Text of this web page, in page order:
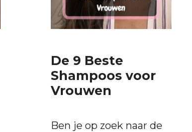
De 9 Beste
Shampoos voor
Vrouwen
Ben je op zoek naar de